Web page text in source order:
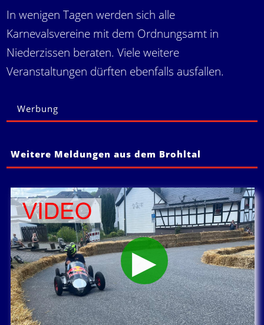
In wenigen Tagen werden sich alle
Karnevalsvereine mit dem Ordnungsamt in
Niederzissen beraten. Viele weitere
Veranstaltungen dürften ebenfalls ausfallen.
Werbung
Weitere Meldungen aus dem Brohltal